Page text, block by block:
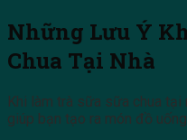
Những Lưu Ý
Chua Tại Nhà
Khi làm trà sữa sữa chua
giúp bạn tạo ra món đồ